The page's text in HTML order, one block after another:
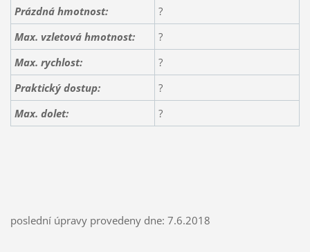
Prázdná hmotnost:
?
Max. vzletová hmotnost:
?
Max. rychlost:
?
Praktický dostup:
?
Max. dolet:
?
poslední úpravy provedeny dne: 7.6.2018